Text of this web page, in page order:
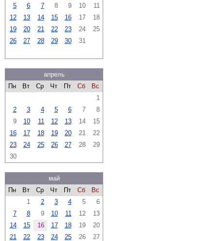
5
6 7 8 9 10
11
12
13 14 15 16 17
18
19
20 21 22 23 24
25
26
27 28 29 30 31
апрель
Пн
Вт Ср Чт Пт Сб
Вс
1
2
3 4 5 6 7
8
9
10 11 12 13 14
15
16
17 18 19 20 21
22
23
24 25 26 27 28
29
30
май
Пн
Вт Ср Чт Пт Сб
Вс
1
2 3 4 5
6
7
8 9 10 11 12
13
14
15 16 17 18 19
20
21
22 23 24 25 26
27